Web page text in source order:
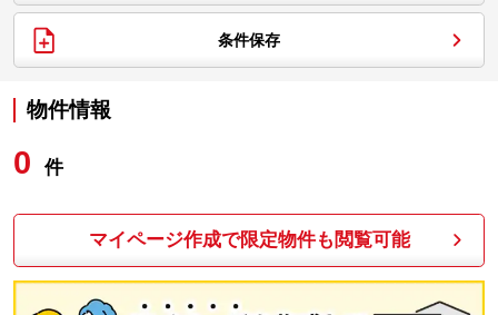
条件保存
物件情報
0 件
マイページ作成で限定物件も閲覧可能